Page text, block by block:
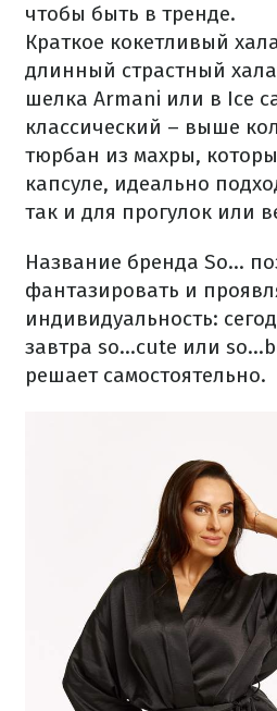
чтобы быть в тренде.
Краткое кокетливый
длинный страстный
шелка Armani или в Ice
классический – выше
тюрбан из махры,
капсуле, идеально
так и для прогулок или
Название бренда So...
фантазировать и
индивидуальность:
завтра so...cute или
решает самостоятельно.